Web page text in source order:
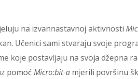
na izvannastavnoj aktivnosti
Učenici sami stvaraju svoje
koje postavljaju na svoja džepna
pomoć Micro:bit-a mjerili površinu